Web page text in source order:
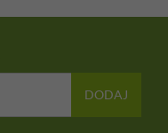
DODAJ